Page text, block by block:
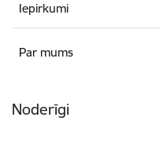
Iepirkumi
Par mums
Noderīgi